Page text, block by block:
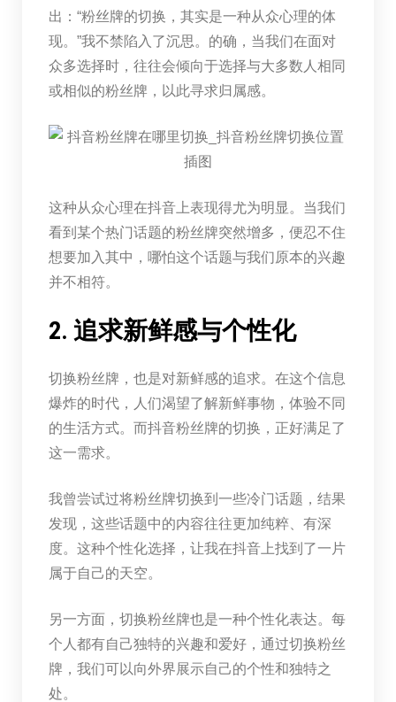
出：“粉丝牌的切换，其实是一种从众心理的体
现。”我不禁陷入了沉思。的确，当我们在面对
众多选择时，往往会倾向于选择与大多数人相同
或相似的粉丝牌，以此寻求归属感。
这种从众心理在抖音上表现得尤为明显。当我们
看到某个热门话题的粉丝牌突然增多，便忍不住
想要加入其中，哪怕这个话题与我们原本的兴趣
并不相符。
2. 追求新鲜感与个性化
切换粉丝牌，也是对新鲜感的追求。在这个信息
爆炸的时代，人们渴望了解新鲜事物，体验不同
的生活方式。而抖音粉丝牌的切换，正好满足了
这一需求。
我曾尝试过将粉丝牌切换到一些冷门话题，结果
发现，这些话题中的内容往往更加纯粹、有深
度。这种个性化选择，让我在抖音上找到了一片
属于自己的天空。
另一方面，切换粉丝牌也是一种个性化表达。每
个人都有自己独特的兴趣和爱好，通过切换粉丝
牌，我们可以向外界展示自己的个性和独特之
处。